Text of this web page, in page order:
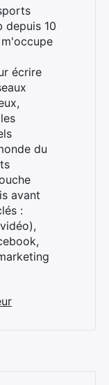
depuis 10
écrire
du
avant
: